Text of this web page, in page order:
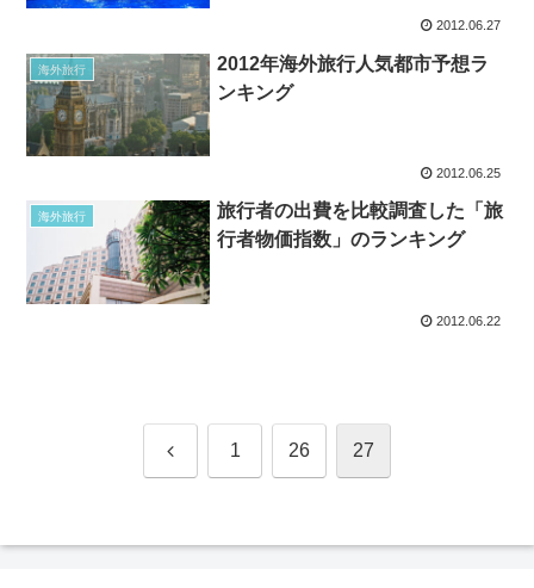
2012.06.27
海外旅行
2012年海外旅行人気都市予想ラ
ンキング
2012.06.25
海外旅行
旅行者の出費を比較調査した「旅
行者物価指数」のランキング
2012.06.22
前 1 26 27